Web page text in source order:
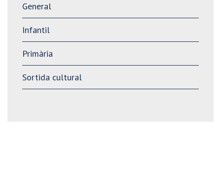
General
Infantil
Primària
Sortida cultural